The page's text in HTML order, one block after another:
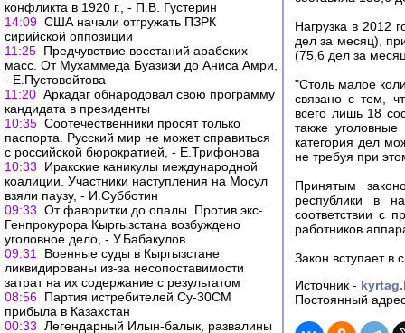
конфликта в 1920 г., - П.В. Густерин
14:09 США начали отгружать ПЗРК
сирийской оппозиции
11:25 Предчувствие восстаний арабских
масс. От Мухаммеда Буазизи до Аниса Амри,
- Е.Пустовойтова
11:20 Аркадаг обнародовал свою программу
кандидата в президенты
10:35 Соотечественники просят только
паспорта. Русский мир не может справиться
с российской бюрократией, - Е.Трифонова
10:33
Иракские каникулы международной
коалиции. Участники наступления на Мосул
взяли паузу, - И.Субботин
09:33 От фаворитки до опалы. Против экс-
Генпрокурора Кыргызстана возбуждено
уголовное дело, - У.Бабакулов
09:31
Военные суды в Кыргызстане
ликвидированы из-за несопоставимости
затрат на их содержание с результатом
08:56 Партия истребителей Су-30СМ
прибыла в Казахстан
00:33 Легендарный Илын-балык, развалины
Нагрузка в 2012
дел за месяц),
(75,6 дел за
"Столь малое
связано с тем,
всего лишь 18
также
категория дел
не требуя при
Принятым
республики в
соответствии с
работников
Закон вступает в
Источник -
Постоянный